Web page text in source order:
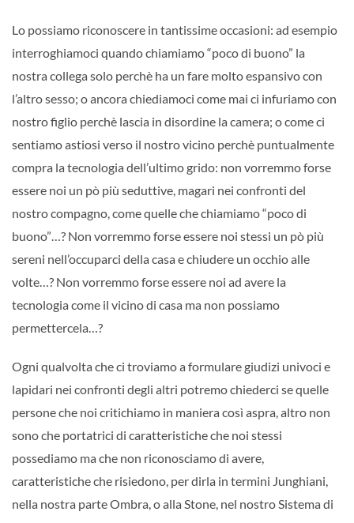
Lo possiamo riconoscere in tantissime occasioni: ad esempio
interroghiamoci quando chiamiamo “poco di buono” la
nostra collega solo perchè ha un fare molto espansivo con
l’altro sesso; o ancora chiediamoci come mai ci infuriamo con
nostro figlio perchè lascia in disordine la camera; o come ci
sentiamo astiosi verso il nostro vicino perchè puntualmente
compra la tecnologia dell’ultimo grido: non vorremmo forse
essere noi un pò più seduttive, magari nei confronti del
nostro compagno, come quelle che chiamiamo “poco di
buono”…? Non vorremmo forse essere noi stessi un pò più
sereni nell’occuparci della casa e chiudere un occhio alle
volte…? Non vorremmo forse essere noi ad avere la
tecnologia come il vicino di casa ma non possiamo
permettercela…?
Ogni qualvolta che ci troviamo a formulare giudizi univoci e
lapidari nei confronti degli altri potremo chiederci se quelle
persone che noi critichiamo in maniera così aspra, altro non
sono che portatrici di caratteristiche che noi stessi
possediamo ma che non riconosciamo di avere,
caratteristiche che risiedono, per dirla in termini Junghiani,
nella nostra parte Ombra, o alla Stone, nel nostro Sistema di